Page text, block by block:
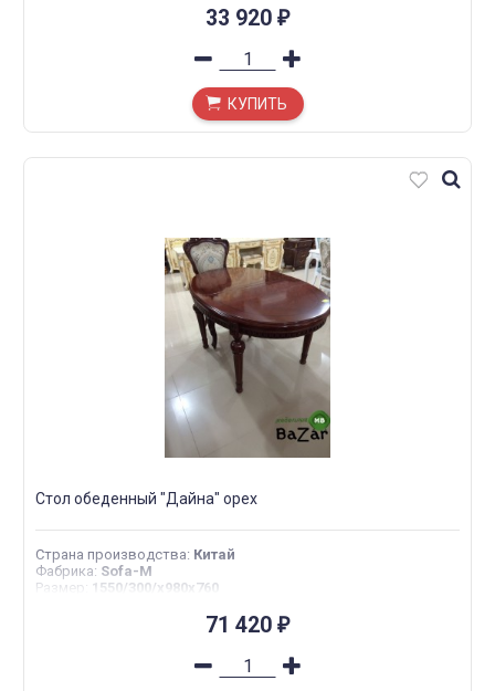
33 920 ₽
КУПИТЬ
Стол обеденный "Дайна" орех
Страна производства: Китай
Фабрика: Sofa-M
Размер : 1550/300/х980х760
71 420 ₽